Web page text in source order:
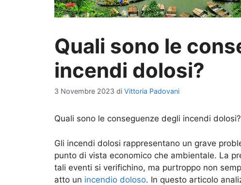
Quali sono le
incendi dolosi?
3 Novembre 2023 di Vittoria Padovani
Quali sono le conseguenze degli incendi dolosi?
Gli incendi dolosi rappresentano un grave
punto di vista economico che ambientale. La
tali eventi si verifichino, ma purtroppo non
atto un incendio doloso. In questo articolo